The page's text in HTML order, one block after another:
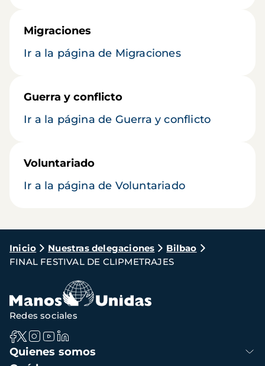
Migraciones
Ir a la página de Migraciones
Guerra y conflicto
Ir a la página de Guerra y conflicto
Voluntariado
Ir a la página de Voluntariado
Ruta
de
navegación
Inicio Nuestras delegaciones
Bilbao
FINAL FESTIVAL DE CLIPMETRAJES
Navegación
principal
Quienes somos
Redes sociales